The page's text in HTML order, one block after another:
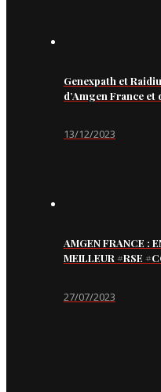
Genexpath et
d’Amgen France
13/12/2023
AMGEN FRANCE :
MEILLEUR #RSE
27/07/2023